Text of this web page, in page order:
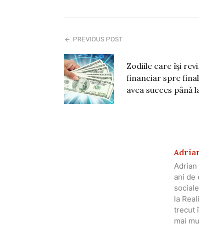
PREVIOUS POST
Zodiile care își
financiar spre
avea succes până
ani de
la
trecut
mai